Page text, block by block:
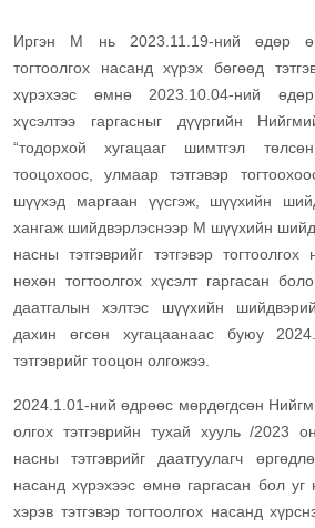
Иргэн М нь 2023.11.19-ний өдөр
тогтоолгох насанд хүрэх бөгөөд
хүрэхээс өмнө 2023.10.04-ний өдөр
хүсэлтээ гаргасныг дүүргийн
“тодорхой хугацааг шимтгэл
тооцохоос, улмаар тэтгэвэр
шүүхэд маргаан үүсгэж, шүүхийн
хангаж шийдвэрлэснээр М шүүхийн
насны тэтгэврийг тэтгэвэр
нөхөн тогтоолгох хүсэлт гаргасан
даатгалын хэлтэс шүүхийн
дахин өгсөн хугацаанаас буюу
тэтгэврийг тооцон олгожээ.
2024.1.01-ний өдрөөс мөрдөгдсөн
олгох тэтгэврийн тухай хууль /2023
насны тэтгэврийг даатгуулагч
насанд хүрэхээс өмнө гаргасан бол уг
хэрэв тэтгэвэр тогтоолгох насанд